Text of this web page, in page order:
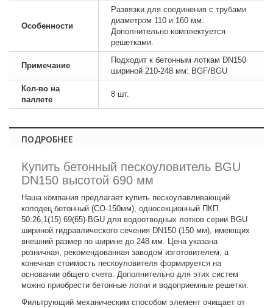
Особенности
Развязки для соединения с трубами
диаметром 110 и 160 мм.
Дополнительно комплектуется
решетками.
Примечание
Подходит к бетонным лоткам DN150
шириной 210-248 мм: BGF/BGU
Кол-во на
паллете
8 шт.
ПОДРОБНЕЕ
Купить бетонный пескоуловитель BGU
DN150 высотой 690 мм
Наша компания предлагает купить пескоулавливающий
колодец бетонный (СО-150мм), односекционный ПКП
50.26,1(15).69(65)-BGU для водоотводных лотков серии BGU
шириной гидравлического сечения DN150 (150 мм), имеющих
внешний размер по ширине до 248 мм. Цена указана
розничная, рекомендованная заводом изготовителем, а
конечная стоимость пескоуловителя формируется на
основании общего счета. Дополнительно для этих систем
можно приобрести бетонные лотки и водоприемные решетки.
Фильтрующий механическим способом элемент очищает от